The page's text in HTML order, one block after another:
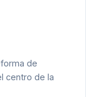
de
centro de la